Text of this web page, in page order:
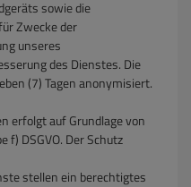
sowie die
Zwecke der
unseres
des Dienstes. Die
(7) Tagen anonymisiert.
auf Grundlage von
f) DSGVO. Der Schutz
stellen ein berechtigtes